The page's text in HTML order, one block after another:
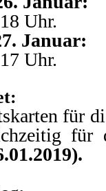
Uhr.
Januar:
Uhr.
für